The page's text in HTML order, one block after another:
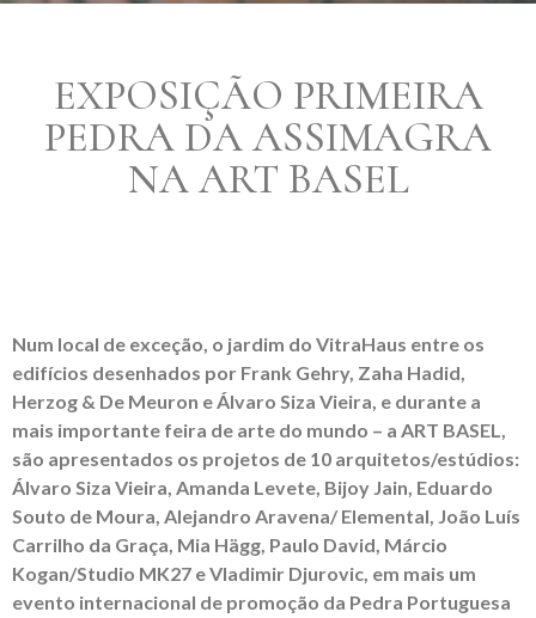
EXPOSIÇÃO PRIMEIRA
PEDRA DA ASSIMAGRA
NA ART BASEL
Num local de exceção, o jardim do VitraHaus entre os
edifícios desenhados por Frank Gehry, Zaha Hadid,
Herzog & De Meuron e Álvaro Siza Vieira, e durante a
mais importante feira de arte do mundo – a ART BASEL,
são apresentados os projetos de 10 arquitetos/estúdios:
Álvaro Siza Vieira, Amanda Levete, Bijoy Jain, Eduardo
Souto de Moura, Alejandro Aravena/ Elemental, João Luís
Carrilho da Graça, Mia Hägg, Paulo David, Márcio
Kogan/Studio MK27 e Vladimir Djurovic, em mais um
evento internacional de promoção da Pedra Portuguesa